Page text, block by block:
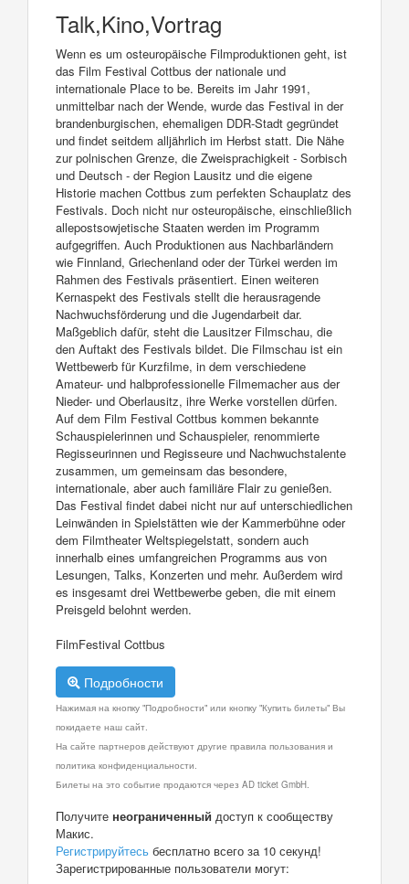
Talk,Kino,Vortrag
Wenn es um osteuropäische Filmproduktionen geht, ist
das Film Festival Cottbus der nationale und
internationale Place to be. Bereits im Jahr 1991,
unmittelbar nach der Wende, wurde das Festival in der
brandenburgischen, ehemaligen DDR-Stadt gegründet
und findet seitdem alljährlich im Herbst statt. Die Nähe
zur polnischen Grenze, die Zweisprachigkeit - Sorbisch
und Deutsch - der Region Lausitz und die eigene
Historie machen Cottbus zum perfekten Schauplatz des
Festivals. Doch nicht nur osteuropäische, einschließlich
allepostsowjetische Staaten werden im Programm
aufgegriffen. Auch Produktionen aus Nachbarländern
wie Finnland, Griechenland oder der Türkei werden im
Rahmen des Festivals präsentiert. Einen weiteren
Kernaspekt des Festivals stellt die herausragende
Nachwuchsförderung und die Jugendarbeit dar.
Maßgeblich dafür, steht die Lausitzer Filmschau, die
den Auftakt des Festivals bildet. Die Filmschau ist ein
Wettbewerb für Kurzfilme, in dem verschiedene
Amateur- und halbprofessionelle Filmemacher aus der
Nieder- und Oberlausitz, ihre Werke vorstellen dürfen.
Auf dem Film Festival Cottbus kommen bekannte
Schauspielerinnen und Schauspieler, renommierte
Regisseurinnen und Regisseure und Nachwuchstalente
zusammen, um gemeinsam das besondere,
internationale, aber auch familiäre Flair zu genießen.
Das Festival findet dabei nicht nur auf unterschiedlichen
Leinwänden in Spielstätten wie der Kammerbühne oder
dem Filmtheater Weltspiegelstatt, sondern auch
innerhalb eines umfangreichen Programms aus von
Lesungen, Talks, Konzerten und mehr. Außerdem wird
es insgesamt drei Wettbewerbe geben, die mit einem
Preisgeld belohnt werden.
FilmFestival Cottbus
Подробности
Нажимая на кнопку "Подробности" или кнопку "Купить билеты" Вы
покидаете наш сайт.
На сайте партнеров действуют другие правила пользования и
политика конфиденциальности.
Билеты на это событие продаются через AD ticket GmbH.
Получите неограниченный доступ к сообществу
Макис.
Регистрируйтесь бесплатно всего за 10 секунд!
Зарегистрированные пользователи могут: